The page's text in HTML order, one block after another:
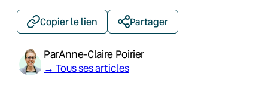
Copier le lien Partager
ParAnne-Claire Poirier
→ Tous ses articles